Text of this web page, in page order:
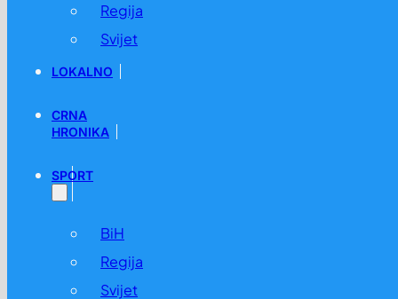
Regija
Svijet
LOKALNO
CRNA
HRONIKA
SPORT
BiH
Regija
Svijet